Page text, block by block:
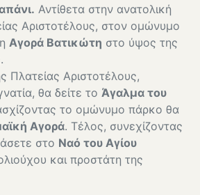
Αντίθετα στην ανατολική
Αριστοτέλους, στον ομώνυμο
Αγορά Βατικώτη στο ύψος της
Πλατείας Αριστοτέλους,
θα δείτε το Άγαλμα του
το ομώνυμο πάρκο θα
Αγορά. Τέλος, συνεχίζοντας
στο Ναό του Αγίου
και προστάτη της